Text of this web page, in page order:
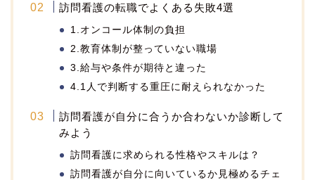
訪問看護の転職でよくある失敗4選
1.オンコール体制の負担
2.教育体制が整っていない職場
3.給与や条件が期待と違った
4.1人で判断する重圧に耐えられなかった
訪問看護が自分に合うか合わないか診断して
みよう
訪問看護に求められる性格やスキルは？
訪問看護が自分に向いているか見極めるチェ